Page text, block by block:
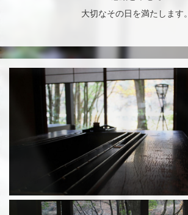
大切なその日を満たします。